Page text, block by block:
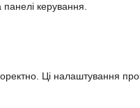
керування.
Ці налаштування